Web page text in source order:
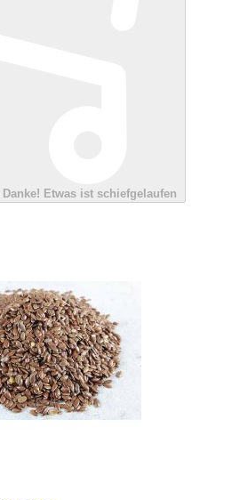
Danke! Etwas ist schiefgelaufen